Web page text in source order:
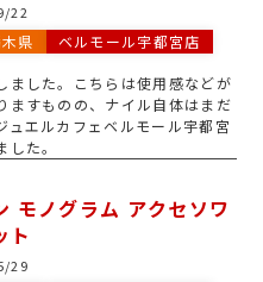
22
県 ベルモール宇都宮店
ました。こちらは使用感などが
ますものの、ナイル自体はまだ
ュエルカフェベルモール宇都宮
た。
ラム アクセソワ
ト
29